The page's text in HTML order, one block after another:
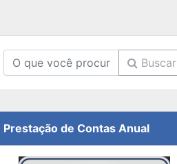
Buscar
Prestação de Contas Anual